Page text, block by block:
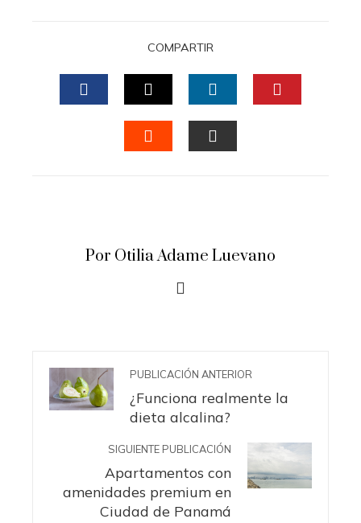
COMPARTIR
FACEBOOKTWITTERLINKEDIN
Por Otilia Adame Luevano
PUBLICACIÓN ANTERIOR
¿Funciona realmente la
dieta alcalina?
SIGUIENTE PUBLICACIÓN
Apartamentos con
amenidades premium en
Ciudad de Panamá